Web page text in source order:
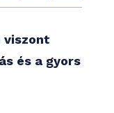
viszont
és a gyors